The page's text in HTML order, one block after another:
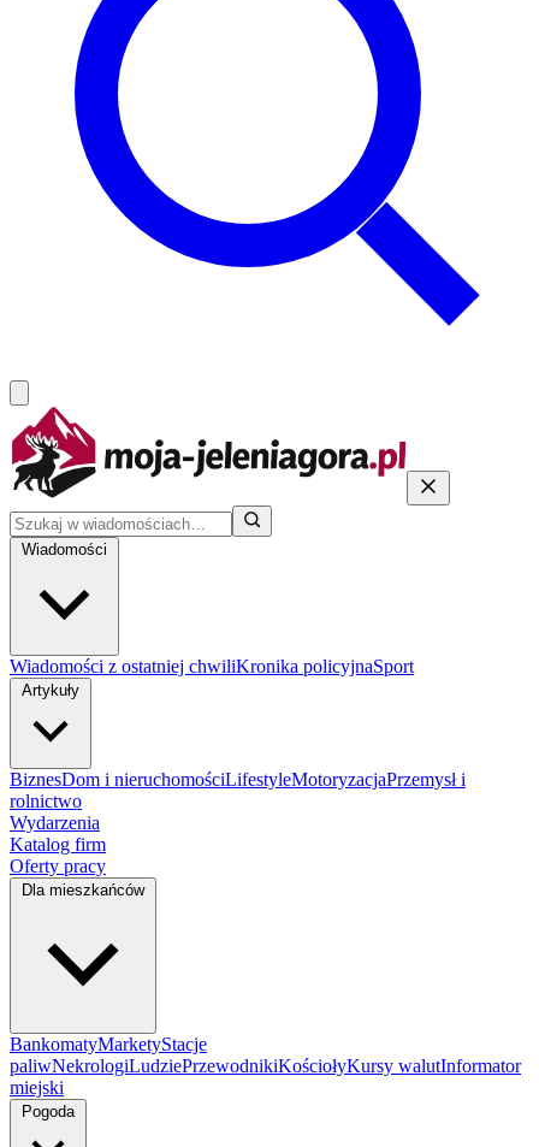
Wiadomości
Wiadomości z ostatniej chwiliKronika policyjnaSport
Artykuły
BiznesDom i nieruchomościLifestyleMotoryzacjaPrzemysł i
rolnictwo
Wydarzenia
Katalog firm
Oferty pracy
Dla mieszkańców
BankomatyMarketyStacje
paliwNekrologiLudziePrzewodnikiKościołyKursy walutInformator
miejski
Pogoda